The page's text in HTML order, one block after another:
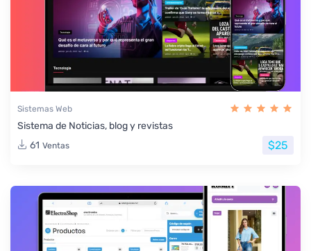
Sistemas Web
Sistema de Noticias, blog y revistas
61 Ventas $25